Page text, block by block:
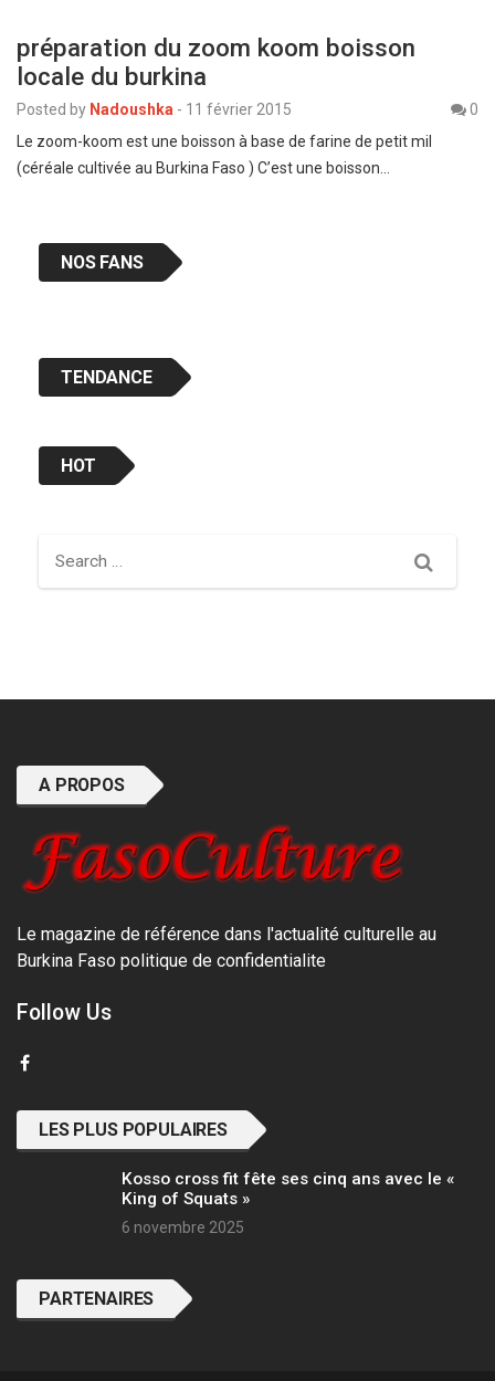
préparation du zoom koom boisson
locale du burkina
Posted by Nadoushka - 11 février 2015
0
Le zoom-koom est une boisson à base de farine de petit mil
(céréale cultivée au Burkina Faso ) C’est une boisson…
NOS FANS
TENDANCE
HOT
Search
A PROPOS
Le magazine de référence dans l'actualité culturelle au
Burkina Faso politique de confidentialite
Follow Us
LES PLUS POPULAIRES
Kosso cross fit fête ses cinq ans avec le «
King of Squats »
6 novembre 2025
PARTENAIRES